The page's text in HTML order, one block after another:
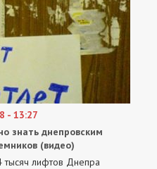
- 13:27
знать днепровским
(видео)
лифтов Днепра